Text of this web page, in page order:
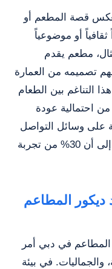
قصة المطعم أو
أو موضوعياً
مطعم يقدم
تصميمه من العمارة
التناغم بين الطعام
احتمالية عودة
على وسائل التواصل
الاجتماعي. تقرير من Google يشير إلى أن 30% من تجربة
ديكور المطاعم
المطاعم في دبي أمر
والجماليات. في بيئة